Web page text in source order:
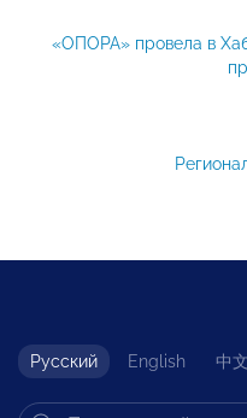
«ОПОРА» провела в
Русский English 中文